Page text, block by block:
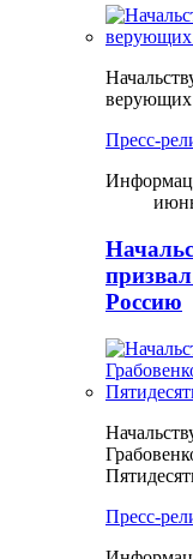
верующих
Пресс-
Россию
Пресс-